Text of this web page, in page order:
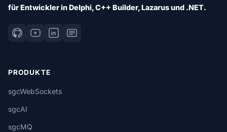
für Entwickler in Delphi, C++ Builder, Lazarus und .NET.
PRODUKTE
sgcWebSockets
sgcAI
sgcMQ